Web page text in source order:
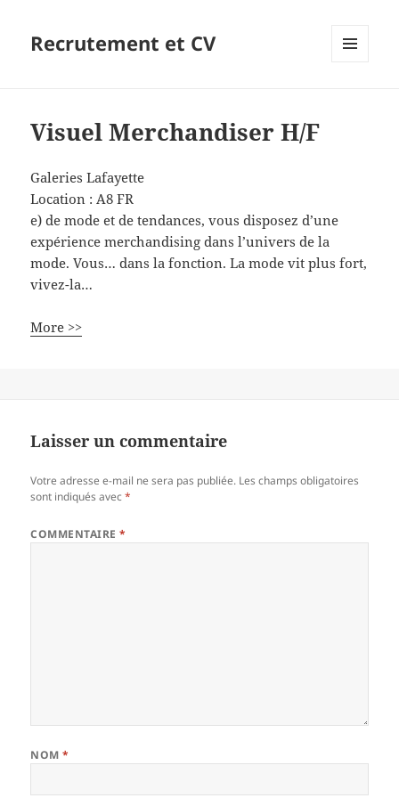
Recrutement et CV
Visuel Merchandiser H/F
Galeries Lafayette
Location :A8 FR
e) de mode et de tendances, vous disposez d’une
expérience merchandising dans l’univers de la
mode. Vous… dans la fonction. La mode vit plus fort,
vivez-la…
More >>
Laisser un commentaire
Votre adresse e-mail ne sera pas publiée. Les champs obligatoires
sont indiqués avec*
COMMENTAIRE*
NOM*